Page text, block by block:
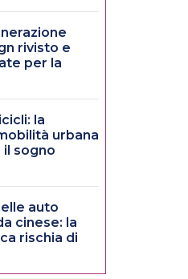
rivisto e
per la
la
urbana
il sogno
auto
cinese: la
rischia di